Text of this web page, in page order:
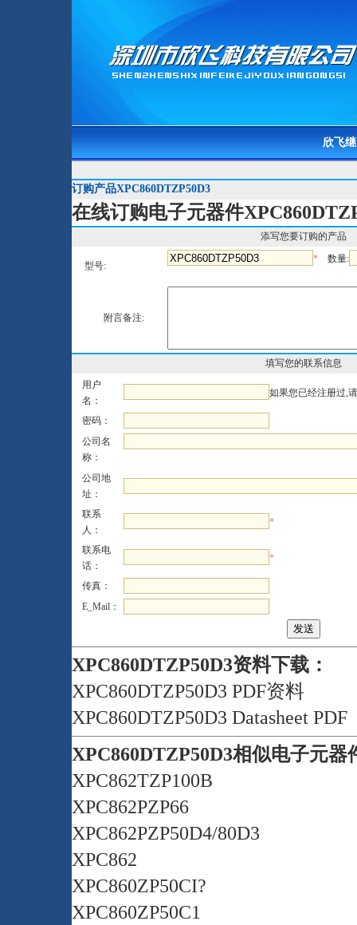
欣飞
订购产品XPC860DTZP50D3
在线订购电子元器件
添写您要订购的产品
型号:
* 数量:
附言备注:
填写您的联系信息
用户
名：
如果您已经注册过,
密码：
公司名
称：
公司地
址：
联系
人：
*
联系电
话：
*
传真：
E_Mail：
XPC860DTZP50D3资料下载：
XPC860DTZP50D3 PDF资料
XPC860DTZP50D3 Datasheet PDF
XPC860DTZP50D3相似电子元器
XPC862TZP100B
XPC862PZP66
XPC862PZP50D4/80D3
XPC862
XPC860ZP50CI?
XPC860ZP50C1